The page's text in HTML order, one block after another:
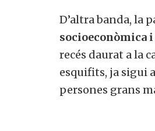
D’altra banda, la
socioeconòmica
recés daurat a la
esquifits, ja sigui
persones grans